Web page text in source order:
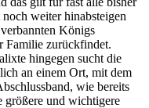
weiter hinabsteigen
Königs
Familie zurückfindet.
hingegen sucht die
an einem Ort, mit dem
wie bereits
größere und wichtigere